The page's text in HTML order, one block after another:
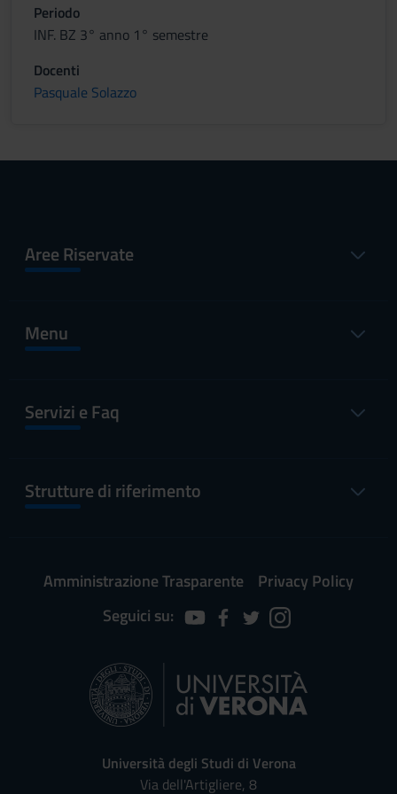
Periodo
INF. BZ 3° anno 1° semestre
Docenti
Pasquale Solazzo
Aree Riservate
Menu
Servizi e Faq
Strutture di riferimento
Amministrazione Trasparente
Privacy Policy
Seguici su:
Università degli Studi di Verona
Via dell'Artigliere, 8